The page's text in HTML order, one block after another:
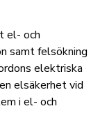
el- och
samt felsökning
elektriska
elsäkerhet vid
i el- och